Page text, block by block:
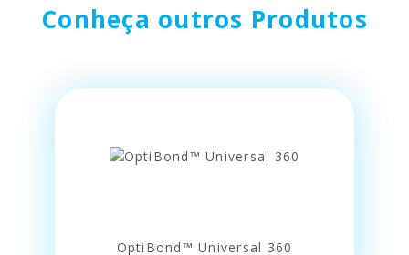
Conheça outros Produtos
OptiBond™ Universal 360